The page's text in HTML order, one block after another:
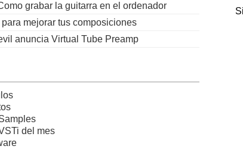
grabar la guitarra en el ordenador
para mejorar tus composiciones
anuncia Virtual Tube Preamp
del mes